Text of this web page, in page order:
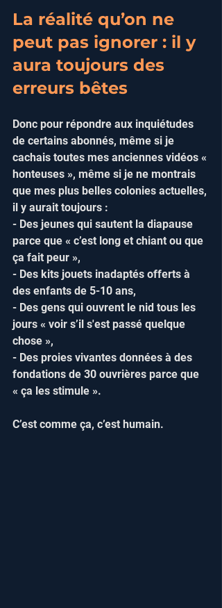
La réalité qu’on ne
peut pas ignorer : il y
aura toujours des
erreurs bêtes
Donc pour répondre aux inquiétudes
de certains abonnés, même si je
cachais toutes mes anciennes vidéos «
honteuses », même si je ne montrais
que mes plus belles colonies actuelles,
il y aurait toujours :
- Des jeunes qui sautent la diapause
parce que « c’est long et chiant ou que
ça fait peur »,
- Des kits jouets inadaptés offerts à
des enfants de 5-10 ans,
- Des gens qui ouvrent le nid tous les
jours « voir s’il s'est passé quelque
chose »,
- Des proies vivantes données à des
fondations de 30 ouvrières parce que
« ça les stimule ».
C’est comme ça, c’est humain.